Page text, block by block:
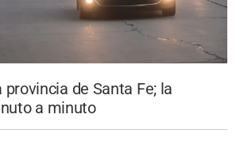
de Santa Fe; la
a minuto